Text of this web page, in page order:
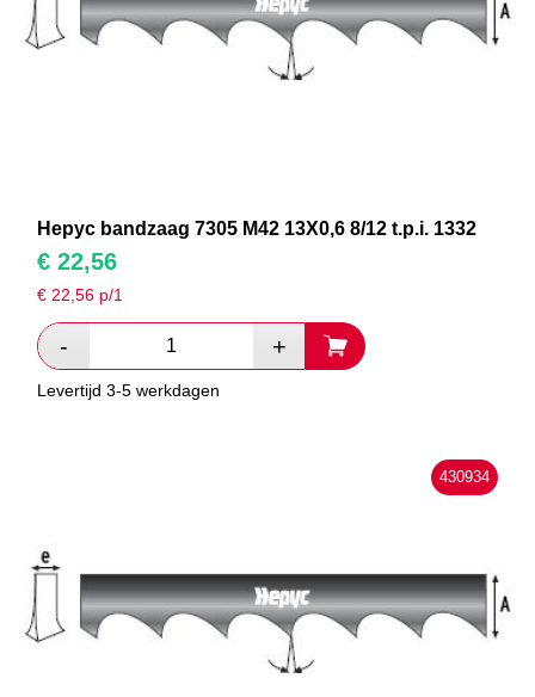
Hepyc bandzaag 7305 M42 13X0,6 8/12 t.p.i. 1332
€ 22,56
€22,56 p/1
Levertijd 3-5 werkdagen
430934